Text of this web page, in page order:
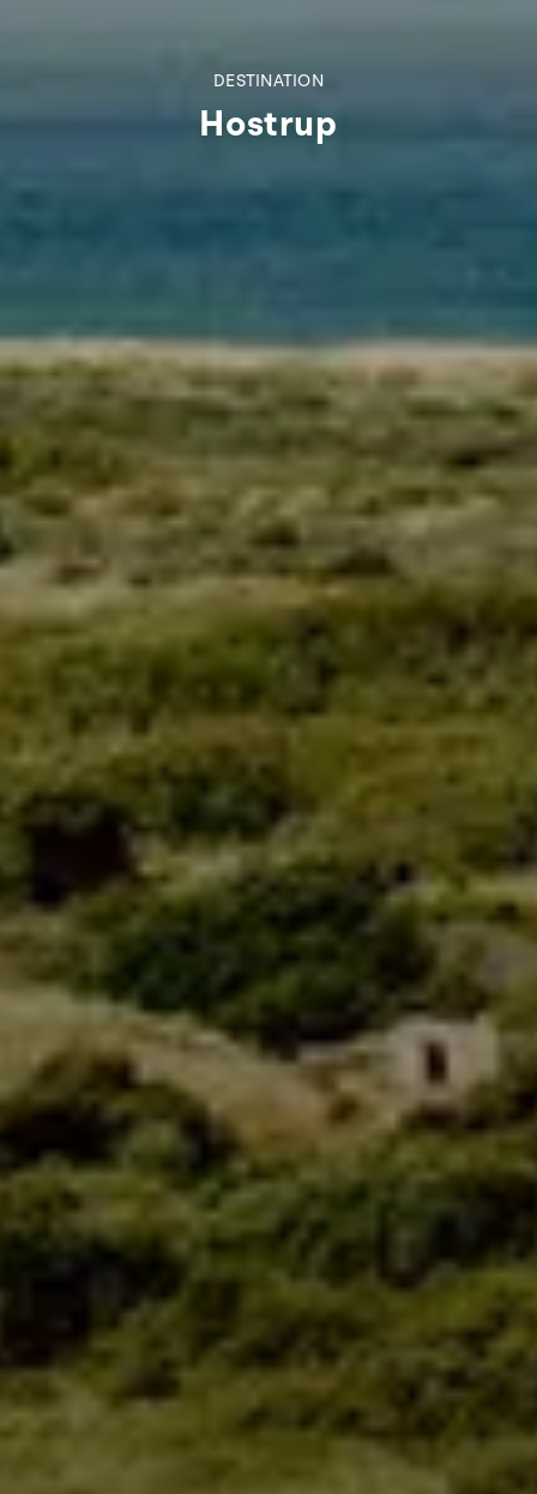
DESTINATION
Hostrup